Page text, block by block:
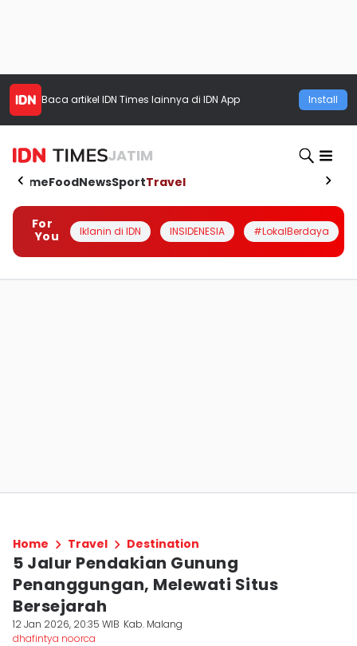
Baca artikel IDN Times lainnya di IDN App Install
JATIM
HomeFoodNewsSportTravel
For
You
Iklanin di IDN INSIDENESIA #LokalBerdaya
Home Travel Destination
5 Jalur Pendakian Gunung
Penanggungan, Melewati Situs
Bersejarah
12 Jan 2026, 20:35 WIB Kab. Malang
dhafintya noorca